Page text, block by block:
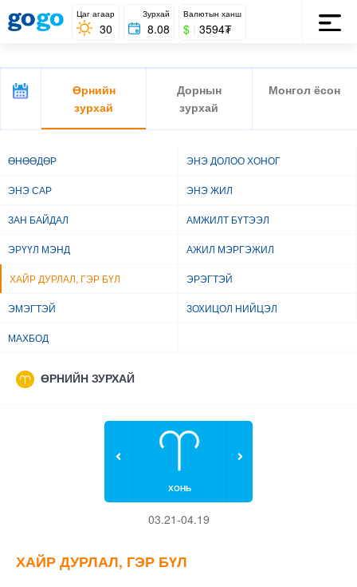
Цаг агаар
30
Зурхай
8.08
Валютын ханш
$ 3594₮
Өрнийн
зурхай
Дорнын
зурхай
Монгол ёсон
ӨНӨӨДӨР ЭНЭ ДОЛОО ХОНОГ
ЭНЭ САР ЭНЭ ЖИЛ
ЗАН БАЙДАЛ АМЖИЛТ БҮТЭЭЛ
ЭРҮҮЛ МЭНД АЖИЛ МЭРГЭЖИЛ
ХАЙР ДУРЛАЛ, ГЭР БҮЛ ЭРЭГТЭЙ
ЭМЭГТЭЙ ЗОХИЦОЛ НИЙЦЭЛ
МАХБОД
ӨРНИЙН ЗУРХАЙ
ХОНЬ
03.21-04.19
ХАЙР ДУРЛАЛ, ГЭР БҮЛ